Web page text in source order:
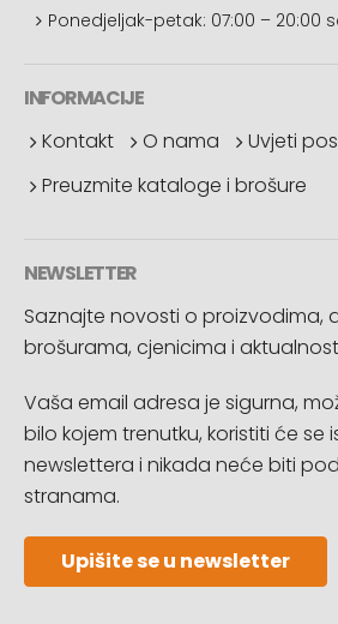
Ponedjeljak-petak: 07:00 – 20:00
INFORMACIJE
Kontakt
O nama Uvjeti
Preuzmite kataloge i brošure
NEWSLETTER
Saznajte novosti o proizvodima,
brošurama, cjenicima i
Vaša email adresa je sigurna,
bilo kojem trenutku, koristiti će se
newslettera i nikada neće biti
stranama.
Upišite se u newsletter